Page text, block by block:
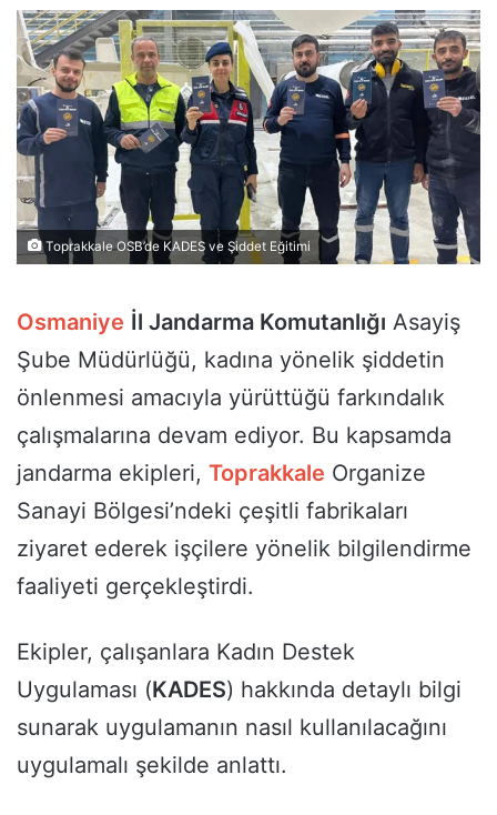
Toprakkale OSB’de KADES ve Şiddet Eğitimi
Osmaniye İl Jandarma Komutanlığı Asayiş
Şube Müdürlüğü, kadına yönelik şiddetin
önlenmesi amacıyla yürüttüğü farkındalık
çalışmalarına devam ediyor. Bu kapsamda
jandarma ekipleri, Toprakkale Organize
Sanayi Bölgesi’ndeki çeşitli fabrikaları
ziyaret ederek işçilere yönelik bilgilendirme
faaliyeti gerçekleştirdi.
Ekipler, çalışanlara Kadın Destek
Uygulaması (KADES) hakkında detaylı bilgi
sunarak uygulamanın nasıl kullanılacağını
uygulamalı şekilde anlattı.